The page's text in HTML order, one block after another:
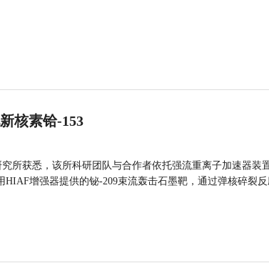
核素铪-153
所获悉，该所科研团队与合作者依托强流重离子加速器装
HIAF增强器提供的铋-209束流轰击石墨靶，通过弹核碎裂反